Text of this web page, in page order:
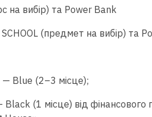
на вибір) та Power Bank
(предмет на вибір) та
Blue (2–3 місце);
(1 місце) від фінансового